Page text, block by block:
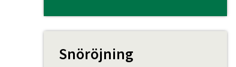
Snöröjning